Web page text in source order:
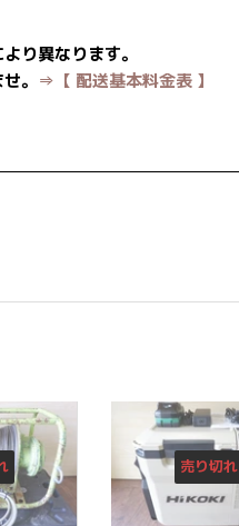
り異なります。
。
⇒【 配送基本料金表 】
売り切れ